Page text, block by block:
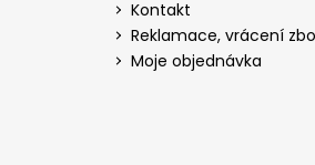
Kontakt
Reklamace, vrácení
Moje objednávka